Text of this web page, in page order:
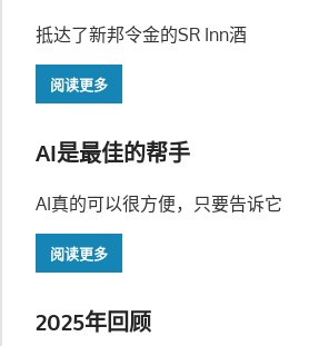
抵达了新邦令金的SR Inn酒
阅读更多
AI是最佳的帮手
AI真的可以很方便，只要告诉它
阅读更多
2025年回顾